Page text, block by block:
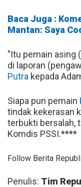
Baca Juga :
Mantan: Saya
"Itu pemain asing
di laporan
Putra kepada
Siapa pun pemain
tindak kekerasan
terbukti bersalah,
Komdis PSSI.****
Follow Berita
Penulis: Tim